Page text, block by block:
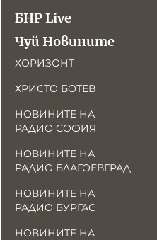
БНР Live
Чуй Новините
ХОРИЗОНТ
ХРИСТО БОТЕВ
НОВИНИТЕ НА
РАДИО СОФИЯ
НОВИНИТЕ НА
РАДИО БЛАГОЕВГРАД
НОВИНИТЕ НА
РАДИО БУРГАС
НОВИНИТЕ НА